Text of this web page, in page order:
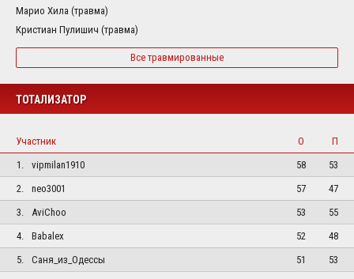
Марио Хила (травма)
Кристиан Пулишич (травма)
Все травмированные
ТОТАЛИЗАТОР
Участник О
П
1.
vipmilan1910 58
53
2.
neo3001 57
47
3.
AviChoo 53
55
4.
Babalex 52
48
5.
Саня_из_Одессы 51 53